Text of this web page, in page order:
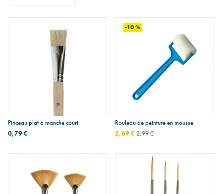
Pinceau plat à manche court
0,79 €
-10 %
Rouleau de peinture en mousse
2,69 €2,99 €